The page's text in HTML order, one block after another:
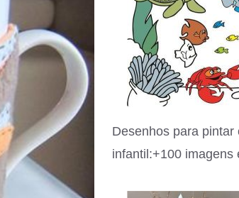
Desenhos para pintar
infantil:+100 imagens